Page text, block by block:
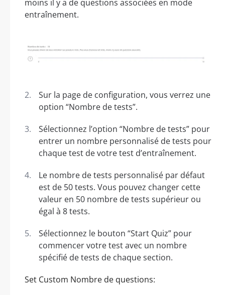
moins il y a de questions associées en mode
entraînement.
Sur la page de configuration, vous verrez une
option “Nombre de tests”.
Sélectionnez l’option “Nombre de tests” pour
entrer un nombre personnalisé de tests pour
chaque test de votre test d’entraînement.
Le nombre de tests personnalisé par défaut
est de 50 tests. Vous pouvez changer cette
valeur en 50 nombre de tests supérieur ou
égal à 8 tests.
Sélectionnez le bouton “Start Quiz” pour
commencer votre test avec un nombre
spécifié de tests de chaque section.
Set Custom Nombre de questions: